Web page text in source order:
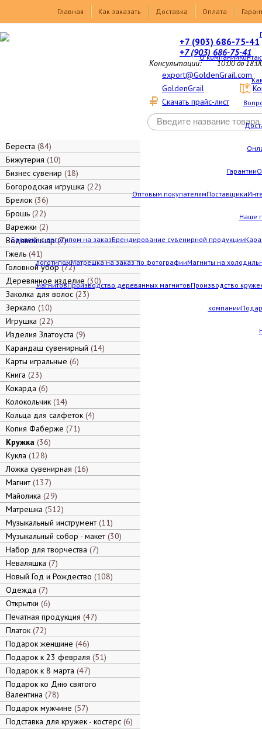
Главная
Как заказать Доставка Оплата
О компании
Гарантии
Оптовым покупателямПоставщики
Наше
Брелоки с логотипом на заказБрендирование сувенирной продукции
логотипомМатрешка на заказ по фотографииМагниты на
магнитовПроизводство деревянных магнитовПроизводство
компании
+7 (903) 686-75-41
+7 (903) 686-75-41
Консультации: 10:00 до
export@GoldenGrail.com
GoldenGrail
Скачать прайс-лист
Береста 84
Бижутерия 10
Бизнес сувенир 18
Богородская игрушка 22
Брелок 36
Брошь 22
Варежки 2
Водяной шар 7
Гжель 41
Головной убор 72
Деревянное изделие 30
Заколка для волос 23
Зеркало 10
Игрушка 22
Изделия Златоуста 9
Карандаш сувенирный 14
Карты игральные 6
Книга 23
Кокарда 6
Колокольчик 14
Кольца для салфеток 4
Копия Фаберже 71
Кружка 36
Кукла 128
Ложка сувенирная 16
Магнит 137
Майолика 29
Матрешка 512
Музыкальный инструмент 11
Музыкальный собор - макет 30
Набор для творчества 7
Неваляшка 7
Новый Год и Рождество 108
Одежда 7
Открытки 6
Печатная продукция 47
Платок 72
Подарок женщине 46
Подарок к 23 февраля 51
Подарок к 8 марта 47
Подарок ко Дню святого
Валентина 78
Подарок мужчине 57
Подставка для кружек - костерс 6